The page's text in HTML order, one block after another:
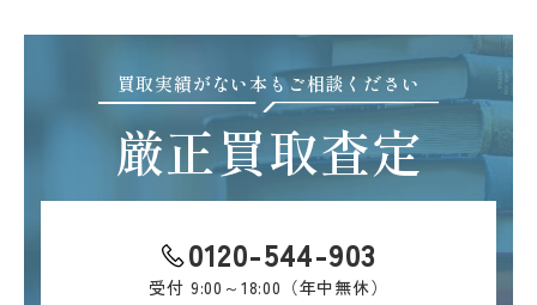
買取実績がない本もご相談ください
厳正買取査定
0120-544-903
受付 9:00～18:00（年中無休）